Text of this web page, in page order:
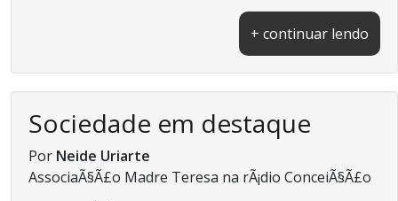
+ continuar lendo
Sociedade em destaque
Por Neide Uriarte
AssociaÃ§Ã£o Madre Teresa na rÃ¡dio ConceiÃ§Ã£o